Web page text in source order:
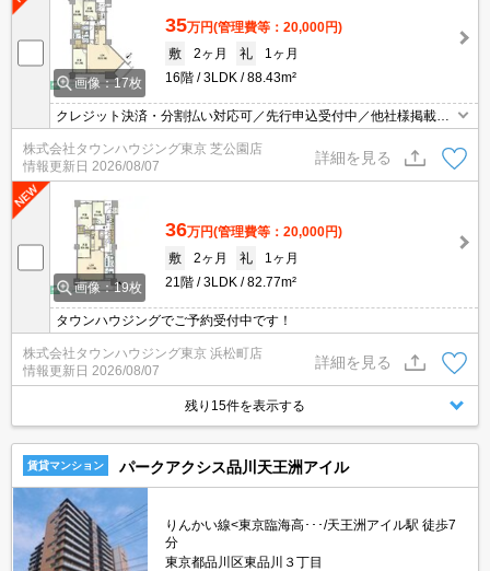
画像：17枚
35万円(管理費等：20,000円)
敷
2ヶ月 礼
1ヶ月
16階
3LDK 88.43m²
クレジット決済・分割払い対応可／先行申込受付中／他社様掲載物
件もまとめてご案内可能／専任物件多数あり
株式会社タウンハウジング東京 芝公園店
情報更新日 2026/08/07
詳細を見る
画像：19枚
36万円(管理費等：20,000円)
敷
2ヶ月 礼
1ヶ月
21階
3LDK 82.77m²
タウンハウジングでご予約受付中です！
株式会社タウンハウジング東京 浜松町店
情報更新日 2026/08/07
詳細を見る
残り15件を表示する
賃貸マンション パークアクシス品川天王洲アイル
りんかい線<東京臨海高･･･/天王洲アイル駅 徒歩7
分
東京都品川区東品川３丁目